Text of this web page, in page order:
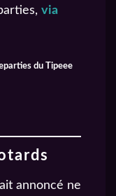
via
du Tipeee
à la
annoncé ne